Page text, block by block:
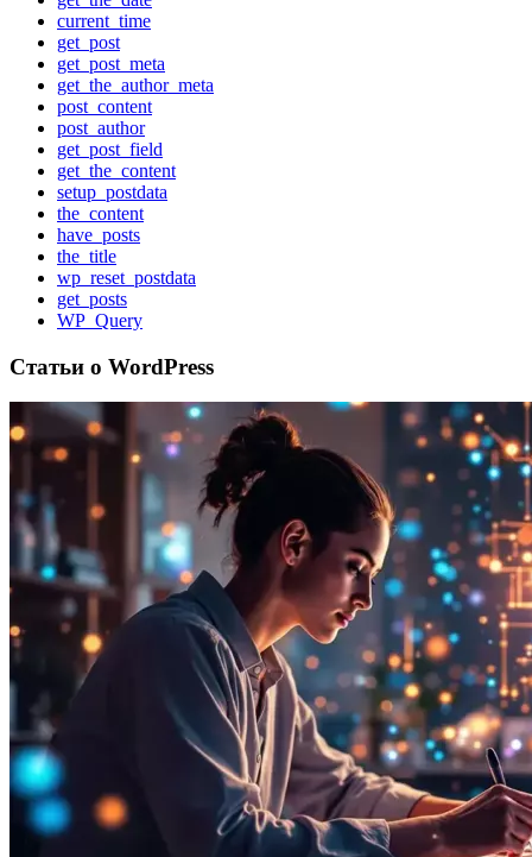
current_time
get_post
get_post_meta
get_the_author_meta
post_content
post_author
get_post_field
get_the_content
setup_postdata
the_content
have_posts
the_title
wp_reset_postdata
get_posts
WP_Query
Статьи о WordPress